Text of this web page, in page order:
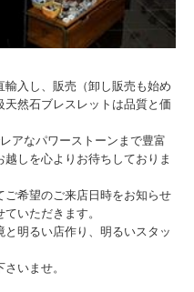
入し、販売（卸し販売も始め
然石ブレスレットは品質と価
アなパワーストーンまで豊富
しを心よりお待ちしておりま
希望のご来店日時をお知らせ
いただきます。
明るい店作り、明るいスタッ
いませ。